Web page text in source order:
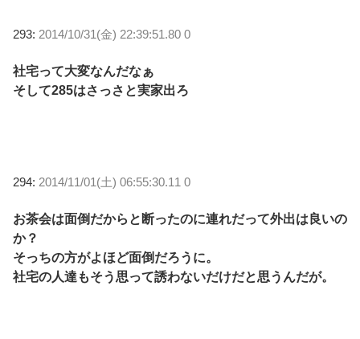
293: 2014/10/31(金) 22:39:51.80 0
社宅って大変なんだなぁ
そして285はさっさと実家出ろ
294: 2014/11/01(土) 06:55:30.11 0
お茶会は面倒だからと断ったのに連れだって外出は良いの
か？
そっちの方がよほど面倒だろうに。
社宅の人達もそう思って誘わないだけだと思うんだが。